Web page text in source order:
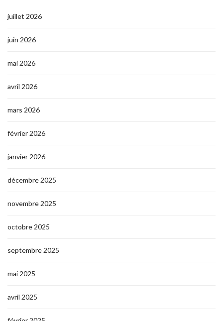
juillet 2026
juin 2026
mai 2026
avril 2026
mars 2026
février 2026
janvier 2026
décembre 2025
novembre 2025
octobre 2025
septembre 2025
mai 2025
avril 2025